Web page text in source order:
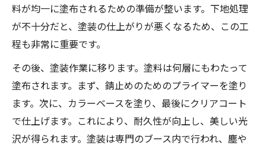
料が均一に塗布されるための準備が整います。下地処理
が不十分だと、塗装の仕上がりが悪くなるため、この工
程も非常に重要です。
その後、塗装作業に移ります。塗料は何層にもわたって
塗布されます。まず、錆止めのためのプライマーを塗り
ます。次に、カラーベースを塗り、最後にクリアコート
で仕上げます。これにより、耐久性が向上し、美しい光
沢が得られます。塗装は専門のブース内で行われ、塵や